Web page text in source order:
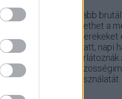
Újabb
fizethet a
miatt, napi
használatát